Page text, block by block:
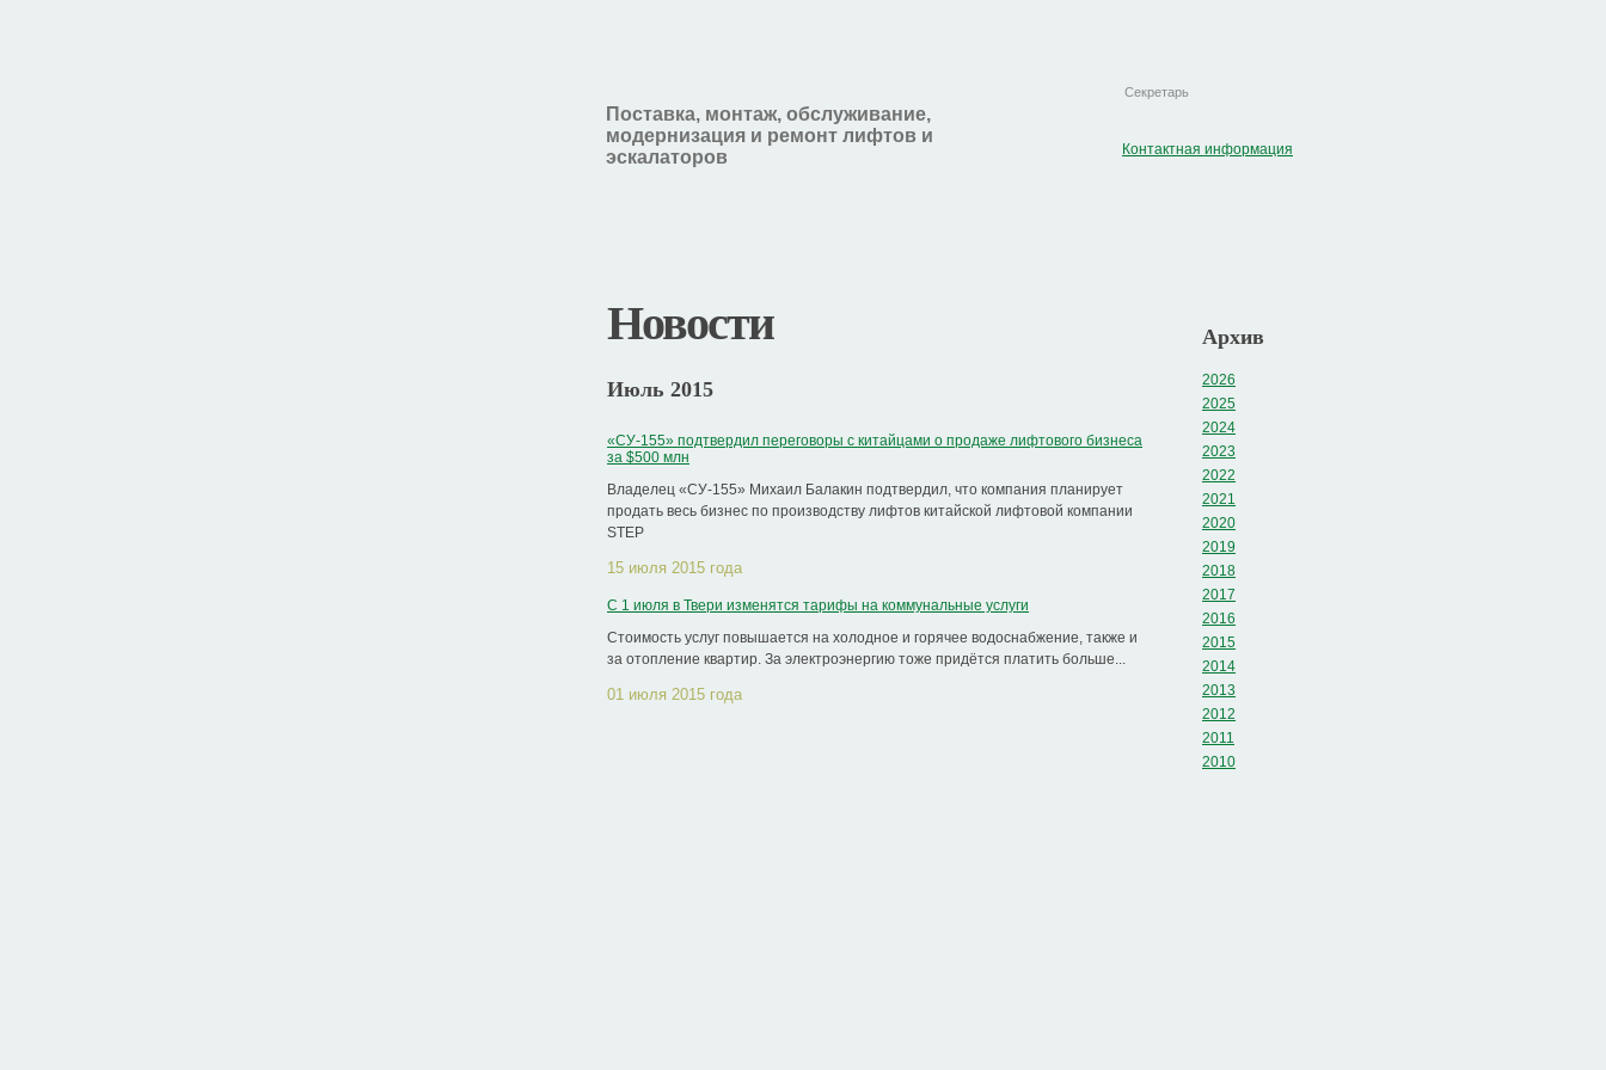
Поставка, монтаж, обслуживание,
модернизация и ремонт лифтов и
эскалаторов
Секретарь
Контактная информация
Новости
Июль 2015
«СУ-155» подтвердил переговоры с китайцами о продаже лифтового бизнеса
за $500 млн
Владелец «СУ-155» Михаил Балакин подтвердил, что компания планирует
продать весь бизнес по производству лифтов китайской лифтовой компании
STEP
15 июля 2015 года
С 1 июля в Твери изменятся тарифы на коммунальные услуги
Стоимость услуг повышается на холодное и горячее водоснабжение, также и
за отопление квартир. За электроэнергию тоже придётся платить больше...
01 июля 2015 года
Архив
2026
2025
2024
2023
2022
2021
2020
2019
2018
2017
2016
2015
2014
2013
2012
2011
2010